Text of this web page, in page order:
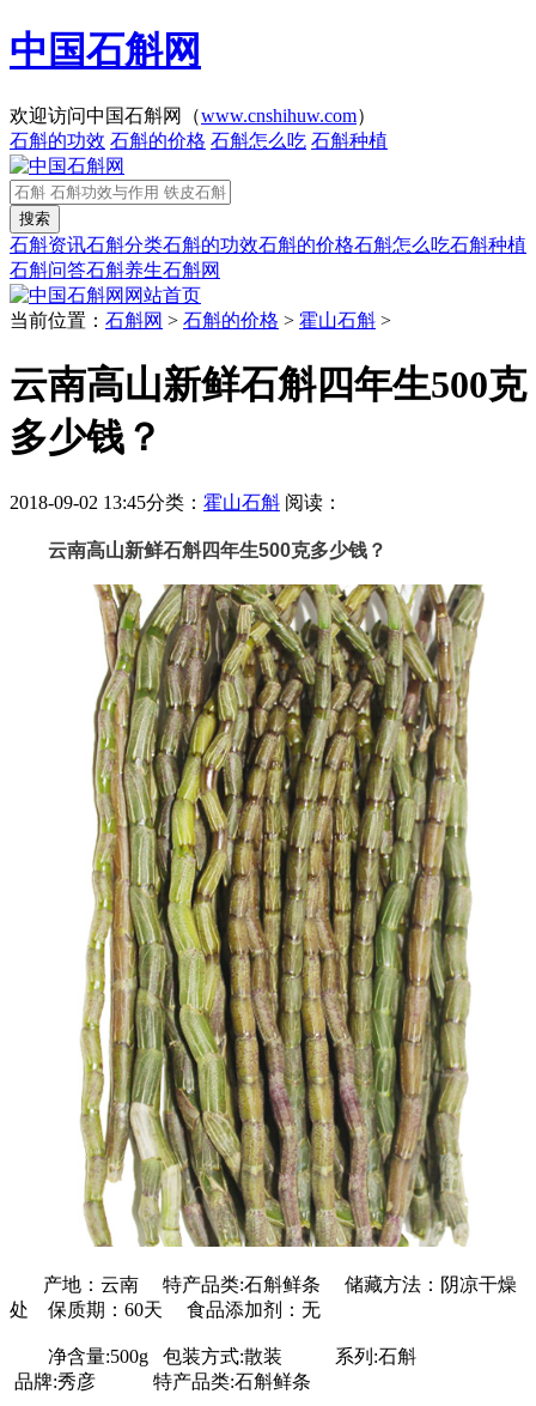
中国石斛网
欢迎访问中国石斛网（www.cnshihuw.com）
石斛的功效 石斛的价格 石斛怎么吃 石斛种植
石斛资讯石斛分类石斛的功效石斛的价格石斛怎么吃石斛种植
石斛问答石斛养生石斛网
网站首页
当前位置： 石斛网 > 石斛的价格 > 霍山石斛 >
云南高山新鲜石斛四年生500克
多少钱？
2018-09-02 13:45分类： 霍山石斛 阅读：
云南高山新鲜石斛四年生500克多少钱？
产地：云南 特产品类:石斛鲜条 储藏方法：阴凉干燥
处 保质期：60天 食品添加剂：无
净含量:500g 包装方式:散装 系列:石斛
品牌:秀彦 特产品类:石斛鲜条